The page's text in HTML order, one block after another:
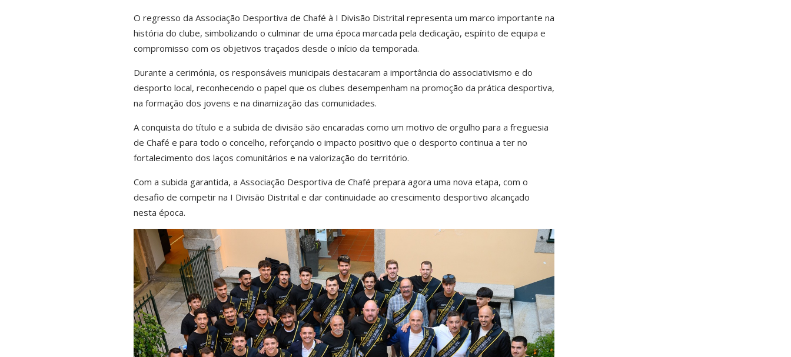
O regresso da Associação Desportiva de Chafé à I Divisão Distrital representa um marco importante na
história do clube, simbolizando o culminar de uma época marcada pela dedicação, espírito de equipa e
compromisso com os objetivos traçados desde o início da temporada.
Durante a cerimónia, os responsáveis municipais destacaram a importância do associativismo e do
desporto local, reconhecendo o papel que os clubes desempenham na promoção da prática desportiva,
na formação dos jovens e na dinamização das comunidades.
A conquista do título e a subida de divisão são encaradas como um motivo de orgulho para a freguesia
de Chafé e para todo o concelho, reforçando o impacto positivo que o desporto continua a ter no
fortalecimento dos laços comunitários e na valorização do território.
Com a subida garantida, a Associação Desportiva de Chafé prepara agora uma nova etapa, com o
desafio de competir na I Divisão Distrital e dar continuidade ao crescimento desportivo alcançado
nesta época.